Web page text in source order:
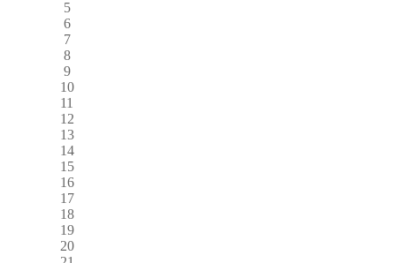
5
6
7
8
9
10
11
12
13
14
15
16
17
18
19
20